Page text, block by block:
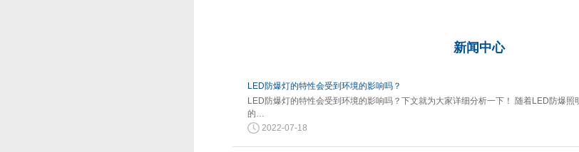
新闻 中心
LED防爆灯的特性会受到环境的影响吗？
LED防爆灯的特性会受到环境的影响吗？下文就为大家详细分析一下！ 随着LED防爆照
的…
2022-07-18